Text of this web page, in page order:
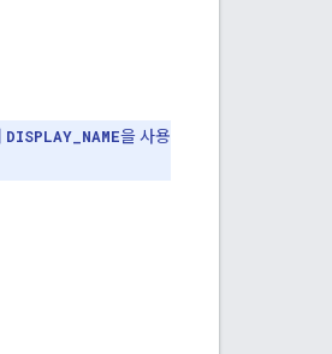
DISPLAY_NAME을 사용